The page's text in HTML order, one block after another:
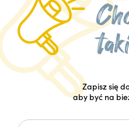
Zapisz się
aby być na